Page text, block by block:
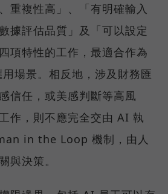
重複性高」、「有明確輸入
據評估品質」及「可以設定
項特性的工作，最適合作為
場景。相反地，涉及財務匯
信任，或美感判斷等高風
作，則不應完全交由 AI 執
in the Loop 機制，由人
與決策。